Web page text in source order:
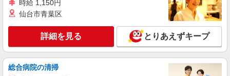
時給 1,150円
仙台市青葉区
詳細を見る とりあえずキープ
総合病院の清掃